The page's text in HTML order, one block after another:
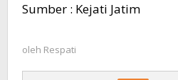
Sumber : Kejati Jatim
oleh Respati